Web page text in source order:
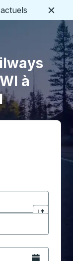
actuels
à
pour ouvrir
Cliquez
pour
du mois à
Ouvrez le